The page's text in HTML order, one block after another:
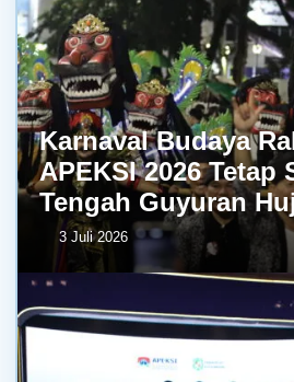
Karnaval Budaya
APEKSI 2026 Tetap
Tengah Guyuran
3 Juli 2026